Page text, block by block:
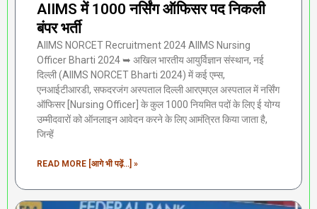
AIIMS में 1000 नर्सिंग ऑफिसर पद निकली
बंपर भर्ती
AIIMS NORCET Recruitment 2024 AIIMS Nursing
Officer Bharti 2024 ➥ अखिल भारतीय आयुर्विज्ञान संस्थान, नई
दिल्ली (AIIMS NORCET Bharti 2024) में कई एम्स,
एनआईटीआरडी, सफदरजंग अस्पताल दिल्ली आरएमएल अस्पताल में नर्सिंग
ऑफिसर [Nursing Officer] के कुल 1000 नियमित पदों के लिए ई योग्य
उम्मीदवारों को ऑनलाइन आवेदन करने के लिए आमंत्रित किया जाता है,
जिन्हें
READ MORE [आगे भी पढ़ें...] »